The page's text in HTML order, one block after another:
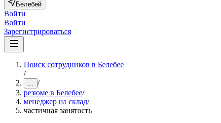
Белебей
Войти
Войти
Зарегистрироваться
Поиск сотрудников в Белебее
/
... /
резюме в Белебее/
менеджер на склад/
частичная занятость